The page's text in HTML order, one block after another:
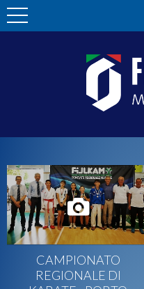
CAMPIONATO
REGIONALE DI